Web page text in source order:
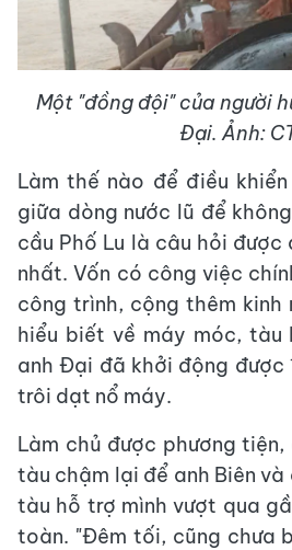
Một "đồng đội" của người
Đại. Ảnh:
Làm thế nào để điều
giữa dòng nước lũ để
cầu Phố Lu là câu hỏi
nhất. Vốn có công việc
công trình, cộng thêm kinh
hiểu biết về máy móc, tàu
anh Đại đã khởi động được
trôi dạt nổ máy.
Làm chủ được phương
tàu chậm lại để anh Biên và
tàu hỗ trợ mình vượt qua
toàn. "Đêm tối, cũng chưa